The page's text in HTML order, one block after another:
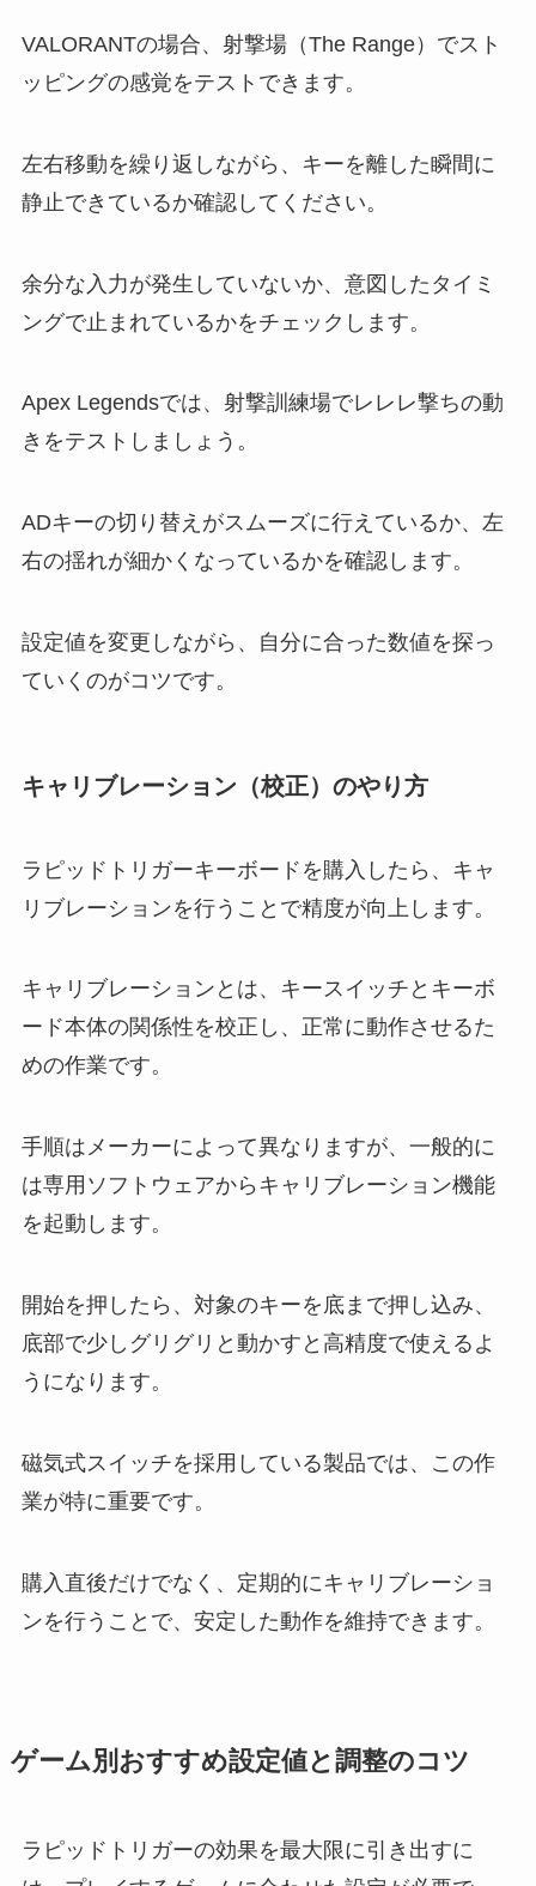
VALORANTの場合、射撃場（The Range）でスト
ッピングの感覚をテストできます。
左右移動を繰り返しながら、キーを離した瞬間に
静止できているか確認してください。
余分な入力が発生していないか、意図したタイミ
ングで止まれているかをチェックします。
Apex Legendsでは、射撃訓練場でレレレ撃ちの動
きをテストしましょう。
ADキーの切り替えがスムーズに行えているか、左
右の揺れが細かくなっているかを確認します。
設定値を変更しながら、自分に合った数値を探っ
ていくのがコツです。
キャリブレーション（校正）のやり方
ラピッドトリガーキーボードを購入したら、キャ
リブレーションを行うことで精度が向上します。
キャリブレーションとは、キースイッチとキーボ
ード本体の関係性を校正し、正常に動作させるた
めの作業です。
手順はメーカーによって異なりますが、一般的に
は専用ソフトウェアからキャリブレーション機能
を起動します。
開始を押したら、対象のキーを底まで押し込み、
底部で少しグリグリと動かすと高精度で使えるよ
うになります。
磁気式スイッチを採用している製品では、この作
業が特に重要です。
購入直後だけでなく、定期的にキャリブレーショ
ンを行うことで、安定した動作を維持できます。
ゲーム別おすすめ設定値と調整のコツ
ラピッドトリガーの効果を最大限に引き出すに